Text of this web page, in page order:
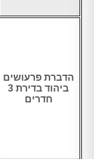
הדברת פרעושים
ביהוד בדירת 3
חדרים